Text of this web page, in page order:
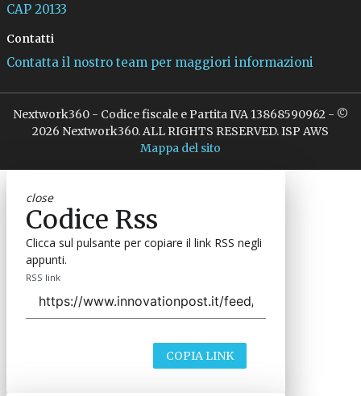
CAP 20133
Contatti
Contatta il nostro team per maggiori informazioni
Nextwork360 - Codice fiscale e Partita IVA 13868590962 - ©
2026 Nextwork360. ALL RIGHTS RESERVED. ISP AWS
Mappa del sito
close
Codice Rss
Clicca sul pulsante per copiare il link RSS negli
appunti.
RSS link
COPIA LINK